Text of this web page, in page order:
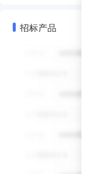
招标产品